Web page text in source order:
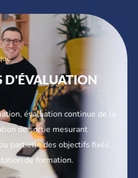
D'ÉVALUATION
évaluation continue de la
de sortie mesurant
partielle des objectifs fixés.
de formation.